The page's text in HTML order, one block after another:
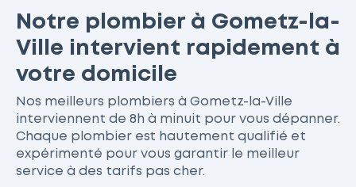
Notre plombier à Gometz-la-
Ville intervient rapidement à
votre domicile
Nos meilleurs plombiers à Gometz-la-Ville
interviennent de 8h à minuit pour vous dépanner.
Chaque plombier est hautement qualifié et
expérimenté pour vous garantir le meilleur
service à des tarifs pas cher.